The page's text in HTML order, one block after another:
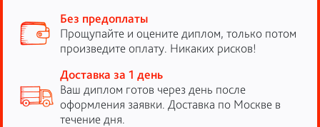
Без предоплаты
Прощупайте и оцените диплом, только потом
произведите оплату. Никаких рисков!
Доставка за 1 день
Ваш диплом готов через день после
оформления заявки. Доставка по Москве в
течение дня.